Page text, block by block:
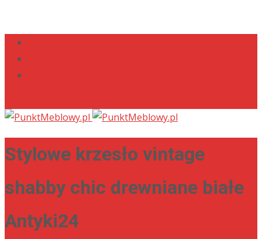
Stylowe krzesło vintage
shabby chic drewniane białe
Antyki24